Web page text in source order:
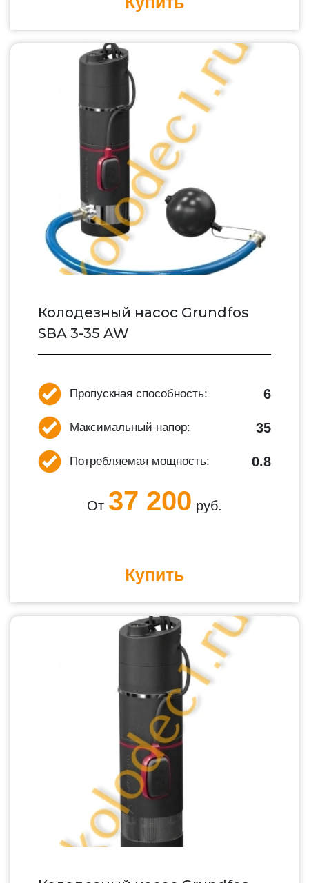
Колодезный насос Grundfos
SBA 3-35 AW
Пропускная способность: 6
Максимальный напор: 35
Потребляемая мощность: 0.8
От 37 200 руб.
Купить